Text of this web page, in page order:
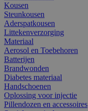
Kousen
Steunkousen
Aderspatkousen
Littekenverzorging
Materiaal
Aerosol en Toebehoren
Batterijen
Brandwonden
Diabetes materiaal
Handschoenen
Oplossing voor injectie
Pillendozen en accessoires